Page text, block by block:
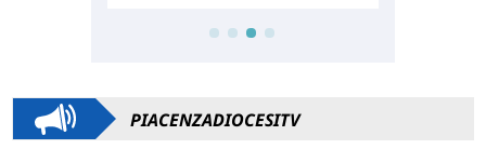
PIACENZADIOCESITV